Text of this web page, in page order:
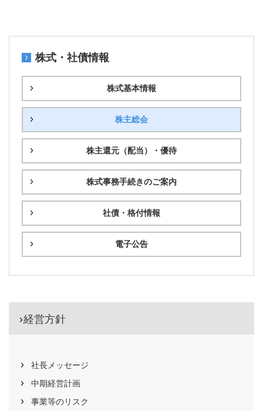
株式・社債情報
株式基本情報
株主総会
株主還元（配当）・優待
株式事務手続きのご案内
社債・格付情報
電子公告
経営方針
社長メッセージ
中期経営計画
事業等のリスク